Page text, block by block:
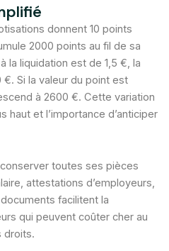
donnent 10 points
2000 points au fil de sa
la liquidation est de 1,5 €, la
Si la valeur du point est
à 2600 €. Cette variation
haut et l’importance d’anticiper
toutes ses pièces
attestations d’employeurs,
facilitent la
qui peuvent coûter cher au
droits.